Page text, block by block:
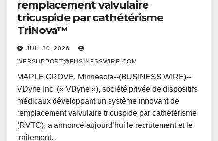
remplacement valvulaire
tricuspide par cathétérisme
TriNova™
JUIL 30, 2026
WEBSUPPORT@BUSINESSWIRE.COM
MAPLE GROVE, Minnesota--(BUSINESS WIRE)--
VDyne Inc. (« VDyne »), société privée de dispositifs
médicaux développant un système innovant de
remplacement valvulaire tricuspide par cathétérisme
(RVTC), a annoncé aujourd’hui le recrutement et le
traitement...